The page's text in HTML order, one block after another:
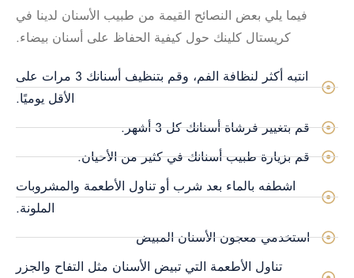
فيما يلي بعض النصائح القيمة من طبيب الأسنان لدينا في
كريستال كلينك حول كيفية الحفاظ على أسنان بيضاء.
انتبه أكثر لنظافة الفم، وقم بتنظيف أسنانك 3 مرات على
الأقل يوميًا.
قم بتغيير فرشاة أسنانك كل 3 أشهر.
قم بزيارة طبيب أسنانك في كثير من الأحيان.
اشطفه بالماء بعد شرب أو تناول الأطعمة والمشروبات
الملونة.
استخدمي معجون الأسنان المبيض
تناول الأطعمة التي تبيض الأسنان مثل التفاح والجزر